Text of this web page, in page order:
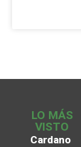
LO MÁS
VISTO
Cardano